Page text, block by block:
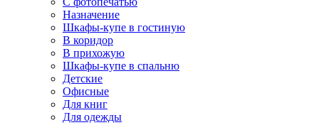
Назначение
Шкафы-купе в гостиную
В коридор
В прихожую
Шкафы-купе в спальню
Детские
Офисные
Для книг
Для одежды